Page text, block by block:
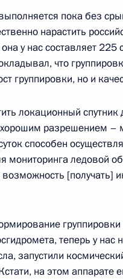
к
премий в
пока без
нарастить
у нас составляет
что
группировки, но и
локационный спутник
разрешением –
способен
мониторинга ледовой
[получать]
группировки
теперь у
запустили
на этом аппарате